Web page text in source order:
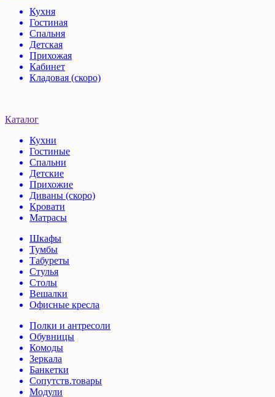
Кухня
Гостиная
Спальня
Детская
Прихожая
Кабинет
Кладовая (скоро)
Каталог
Кухни
Гостиные
Спальни
Детские
Прихожие
Диваны (скоро)
Кровати
Матрасы
Шкафы
Тумбы
Табуреты
Стулья
Столы
Вешалки
Офисные кресла
Полки и антресоли
Обувницы
Комоды
Зеркала
Банкетки
Сопутств.товары
Модули